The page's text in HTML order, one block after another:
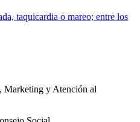
taquicardia o mareo; entre los
Marketing y Atención al